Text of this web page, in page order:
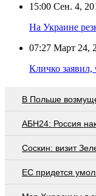
15:00 Сен. 4,
На Украине
07:27 Март 24,
Кличко заявил,
В Польше
АБН24: Россия
Соскин: визит
EC придется